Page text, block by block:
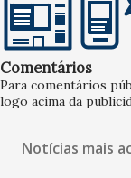
Comentários
Para comentários
logo acima da
Notícias mais